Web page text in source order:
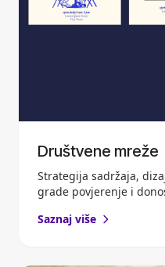
Društvene mreže
Strategija sadržaja,
grade povjerenje i
Saznaj više